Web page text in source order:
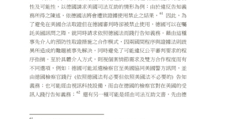
什麼是仇恨言論，應否及如何管
制：歐洲人權法院相關判決分析
司法互助是公平審判的化外之